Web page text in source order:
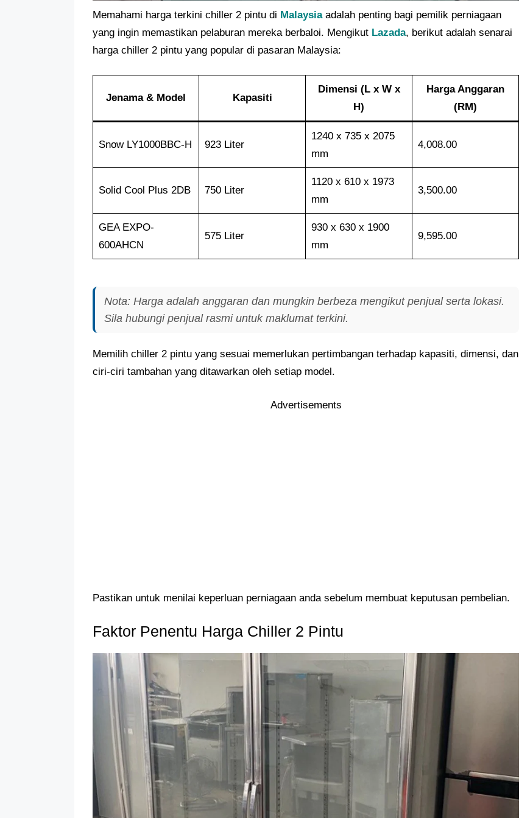
Memahami harga terkini chiller 2 pintu di Malaysiaadalah penting bagi pemilik perniagaan
yang ingin memastikan pelaburan mereka berbaloi. Mengikut Lazada, berikut adalah senarai
harga chiller 2 pintu yang popular di pasaran Malaysia:
Jenama & Model Kapasiti
Dimensi (L x W x
H)
Harga Anggaran
(RM)
Snow LY1000BBC-H 923 Liter
1240 x 735 x 2075
mm
4,008.00
Solid Cool Plus 2DB 750 Liter
1120 x 610 x 1973
mm
3,500.00
GEA EXPO-
600AHCN
575 Liter
930 x 630 x 1900
mm
9,595.00
Nota: Harga adalah anggaran dan mungkin berbeza mengikut penjual serta lokasi.
Sila hubungi penjual rasmi untuk maklumat terkini.
Memilih chiller 2 pintu yang sesuai memerlukan pertimbangan terhadap kapasiti, dimensi, dan
ciri-ciri tambahan yang ditawarkan oleh setiap model.
Advertisements
Pastikan untuk menilai keperluan perniagaan anda sebelum membuat keputusan pembelian.
Faktor Penentu Harga Chiller 2 Pintu